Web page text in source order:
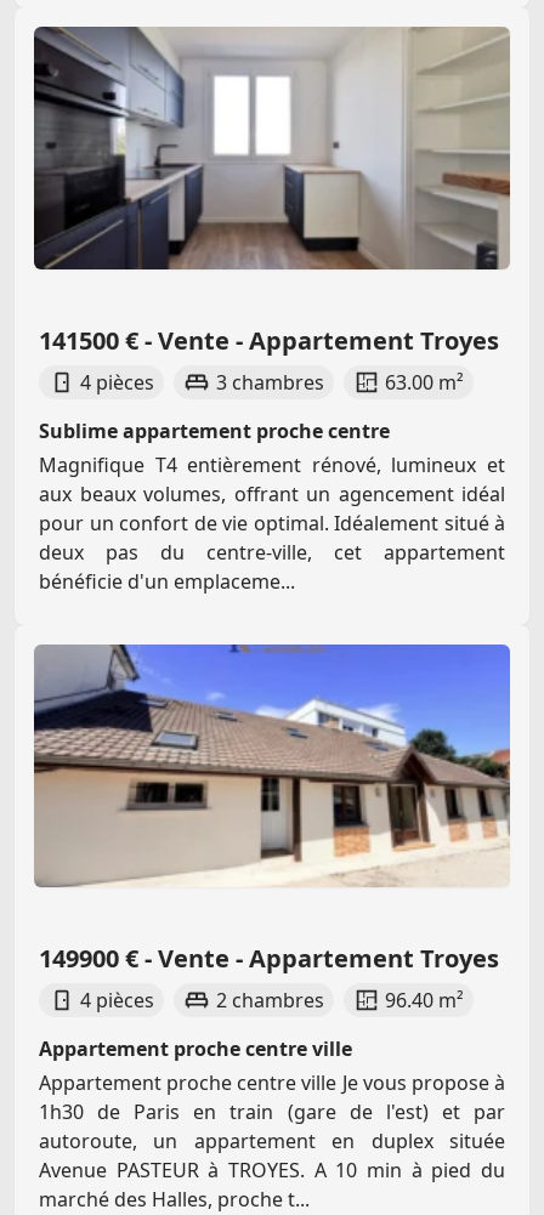
141500 € - Vente - Appartement Troyes
4 pièces 3 chambres
63.00 m²
Sublime appartement proche centre
Magnifique T4 entièrement rénové, lumineux et
aux beaux volumes, offrant un agencement idéal
pour un confort de vie optimal. Idéalement situé à
deux pas du centre-ville, cet appartement
bénéficie d'un emplaceme...
149900 € - Vente - Appartement Troyes
4 pièces 2 chambres
96.40 m²
Appartement proche centre ville
Appartement proche centre ville Je vous propose à
1h30 de Paris en train (gare de l'est) et par
autoroute, un appartement en duplex située
Avenue PASTEUR à TROYES. A 10 min à pied du
marché des Halles, proche t...